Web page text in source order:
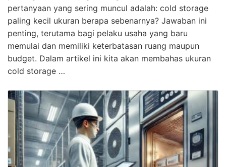
pertanyaan yang sering muncul adalah: cold storage
paling kecil ukuran berapa sebenarnya? Jawaban ini
penting, terutama bagi pelaku usaha yang baru
memulai dan memiliki keterbatasan ruang maupun
budget. Dalam artikel ini kita akan membahas ukuran
cold storage …